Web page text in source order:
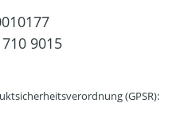
9015
(GPSR):